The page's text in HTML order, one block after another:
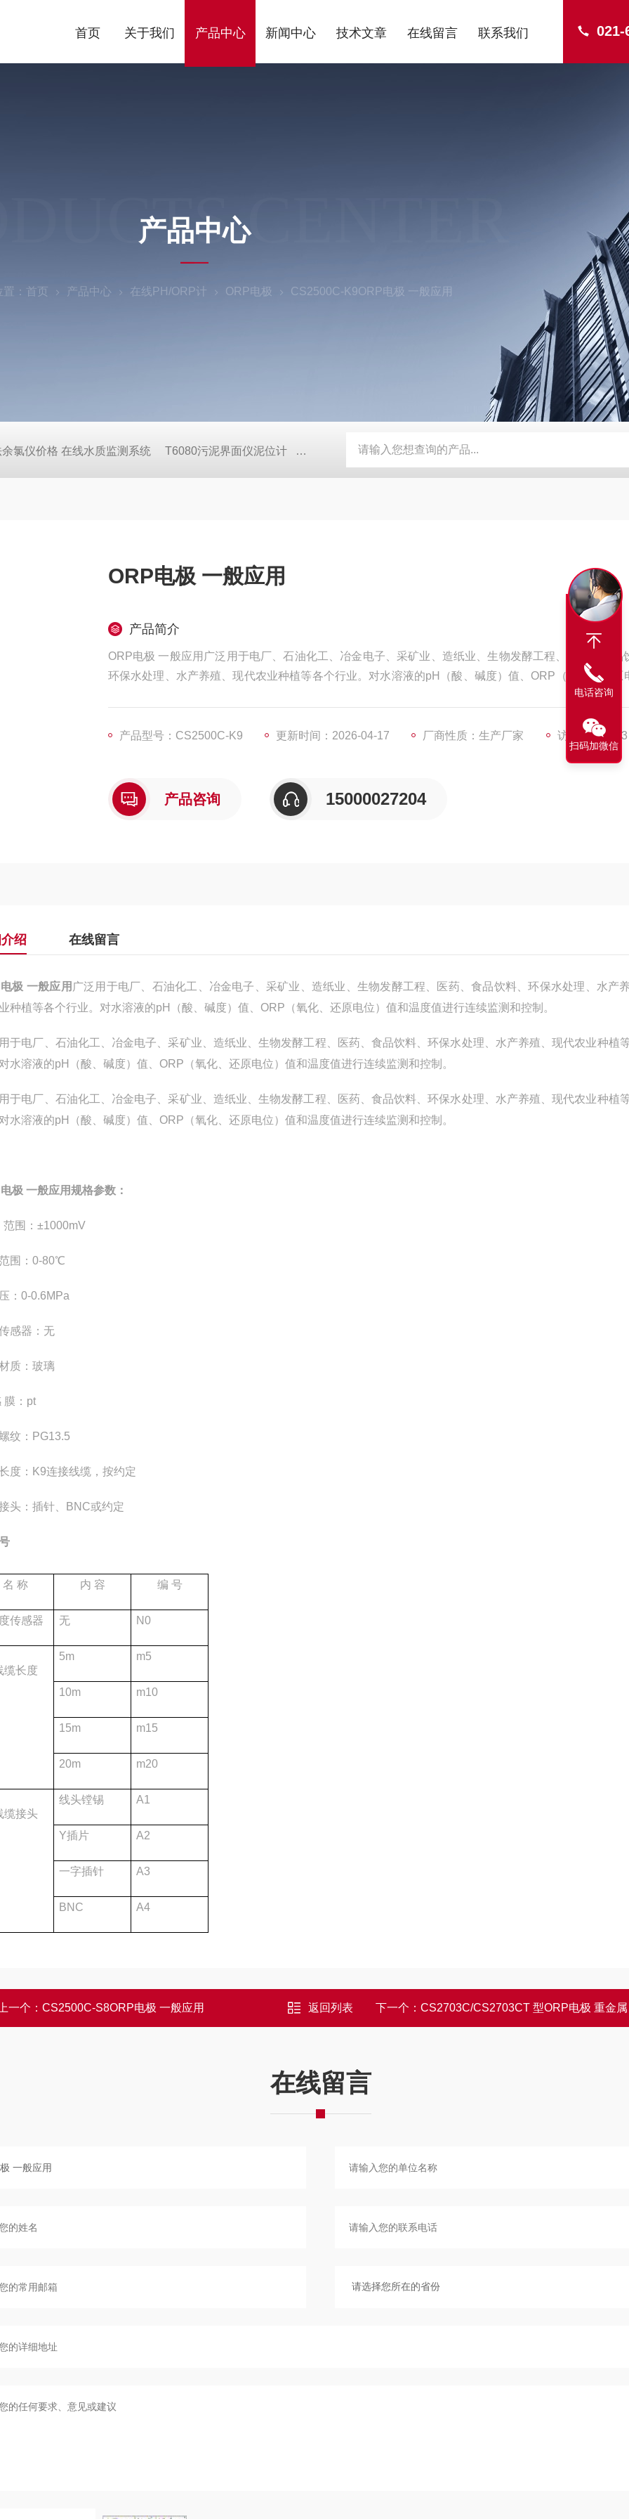
021-
首页 关于我们 产品中心 新闻中心 技术文章 在线留言 联系我们
CENTER
产品中心
： 首页 产品中心 在线PH/ORP计 ORP电极 CS2500C-K9ORP电极 一般应用
氯仪价格 在线水质监测系统 T6080污泥界面仪泥位计 CS5763膜法余氯电极 电化学配件
ORP电极 一般应用
产品简介
ORP电极 一般应用广泛用于电厂、石油化工、冶金电子、采矿业、造纸业、生物发酵工程、医药、食品
环保水处理、水产养殖、现代农业种植等各个行业。对水溶液的pH（酸、碱度）值、ORP（氧化、还原
产品型号：CS2500C-K9 更新时间：2026-04-17 厂商性质：生产厂家 访问量：1183
产品咨询 15000027204
绍 在线留言
极 一般应用 广泛用于电厂、石油化工、冶金电子、采矿业、造纸业、生物发酵工程、医药、食品饮料、环保水处理、水产
种植等各个行业。对水溶液的pH（酸
碱度）值、ORP（氧化 还原电位）值和温度值进行连续监测和控制。
于电厂、石油化工、冶金电子、采矿业、造纸业、生物发酵工程、医药、食品饮料、环保水处理、水产养殖、现代农业种植
水溶液的pH（酸
碱度）值、ORP（氧化 还原电位）值和温度值进行连续监测和控制。
于电厂、石油化工、冶金电子、采矿业、造纸业、生物发酵工程、医药、食品饮料、环保水处理、水产养殖、现代农业种植
水溶液的pH（酸
碱度）值、ORP（氧化 还原电位）值和温度值进行连续监测和控制。
极 一般应用规格参数：
范围：±1000mV
围： 0-80℃
： 0-0.6MPa
感器：无
质：玻璃
膜： pt
纹： PG13.5
度： K9连接线缆，按约定
头：插针、 BNC或约定
名 称 内 容 编 号
传感器 无 N0
缆长度
5m m5
10m m10
15m m15
20m m20
缆接头
线头镗锡 A1
Y插片 A2
一字插针 A3
BNC A4
一个： CS2500C-S8ORP电极 一般应用 返回列表 下一个： CS2703C/CS2703CT 型ORP电极 重金属、氯离子、钾离子（海水）
在线留言
电话咨询
扫码加微信